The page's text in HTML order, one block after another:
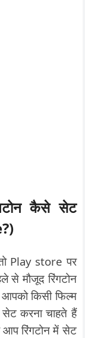
कैसे सेट
Play store पर
से मौजूद रिंगटोन
किसी फिल्म
करना चाहते हैं
आप रिंगटोन में सेट